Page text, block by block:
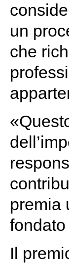
un
che
premia
Il